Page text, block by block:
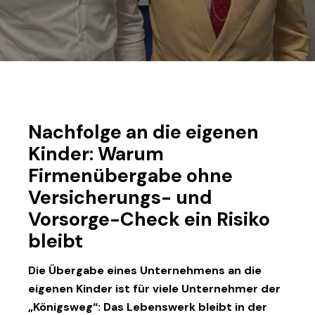
Nachfolge an die eigenen
Kinder: Warum
Firmenübergabe ohne
Versicherungs- und
Vorsorge-Check ein Risiko
bleibt
Die Übergabe eines Unternehmens an die
eigenen Kinder ist für viele Unternehmer der
„Königsweg“: Das Lebenswerk bleibt in der